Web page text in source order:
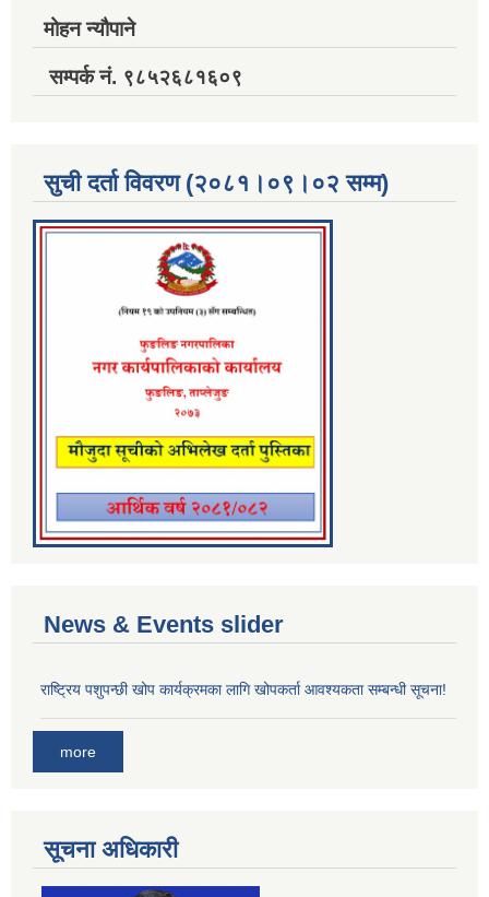
मोहन न्यौपाने
सम्पर्क नं. ९८५२६८१६०९
सुची दर्ता विवरण (२०८१।०९।०२ सम्म)
News & Events slider
राष्ट्रिय पशुपन्छी खोप कार्यक्रमका लागि खोपकर्ता आवश्यकता सम्बन्धी सूचना!
more
सूचना अधिकारी